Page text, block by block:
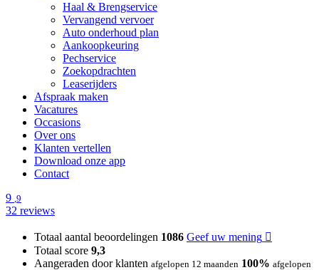
Haal & Brengservice
Vervangend vervoer
Auto onderhoud plan
Aankoopkeuring
Pechservice
Zoekopdrachten
Leaserijders
Afspraak maken
Vacatures
Occasions
Over ons
Klanten vertellen
Download onze app
Contact
9 ,9
32 reviews
Totaal aantal beoordelingen 1086 Geef uw mening
Totaal score 9,3
Aangeraden door klanten afgelopen 12 maanden 100% afgelopen